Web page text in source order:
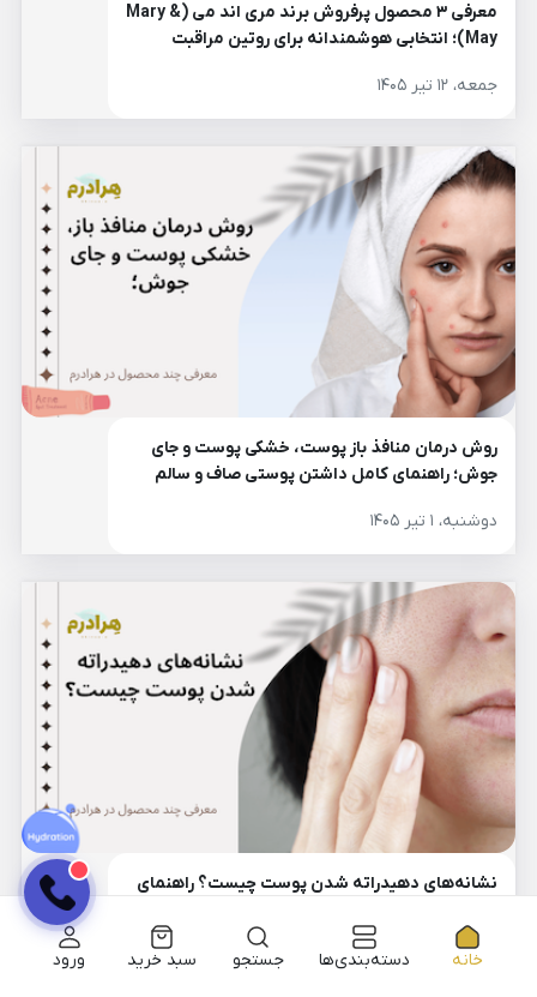
خانه دسته‌بندی‌ها جستجو سبد خرید ورود
معرفی ۳ محصول پرفروش برند مری اند می (Mary &
May)؛ انتخابی هوشمندانه برای روتین مراقبت
جمعه، ۱۲ تیر ۱۴۰۵
روش درمان منافذ باز پوست، خشکی پوست و جای
جوش؛ راهنمای کامل داشتن پوستی صاف و سالم
دوشنبه، ۱ تیر ۱۴۰۵
نشانه‌های دهیدراته شدن پوست چیست؟ راهنمای
پوست
چهارشنبه، ۲۷ خرداد ۱۴۰۵